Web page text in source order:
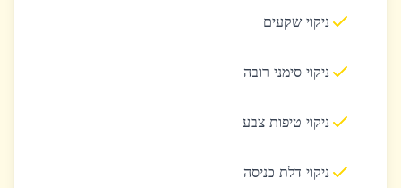
ניקוי שקעים
ניקוי סימני רובה
ניקוי טיפות צבע
ניקוי דלת כניסה